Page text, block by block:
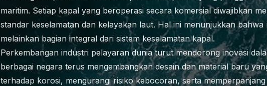
maritim. Setiap kapal yang beroperasi secara komersial diwajibkan
standar keselamatan dan kelayakan laut. Hal ini menunjukkan
melainkan bagian integral dari sistem keselamatan kapal.
Perkembangan industri pelayaran dunia turut mendorong inovasi
berbagai negara terus mengembangkan desain dan material baru
terhadap korosi, mengurangi risiko kebocoran, serta